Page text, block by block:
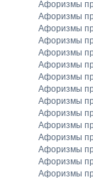
Афоризмы
Афоризмы
Афоризмы
Афоризмы
Афоризмы
Афоризмы
Афоризмы
Афоризмы
Афоризмы
Афоризмы
Афоризмы
Афоризмы
Афоризмы
Афоризмы
Афоризмы